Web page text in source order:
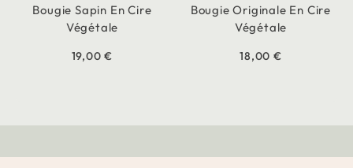
Bougie Sapin En Cire
Végétale
19,00 €
Bougie Originale En Cire
Végétale
18,00 €